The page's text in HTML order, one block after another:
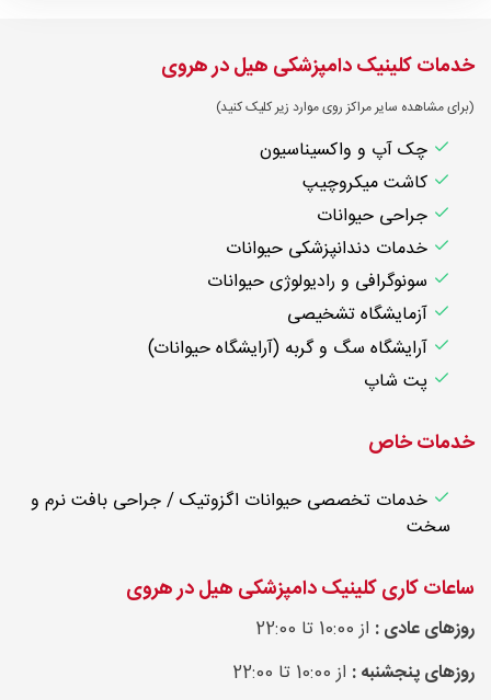
خدمات کلینیک دامپزشکی هیل در هروی
(برای مشاهده سایر مراکز روی موارد زیر کلیک کنید)
چک آپ و واکسیناسیون
کاشت میکروچیپ
جراحی حیوانات
خدمات دندانپزشکی حیوانات
سونوگرافی و رادیولوژی حیوانات
آزمایشگاه تشخیصی
آرایشگاه سگ و گربه (آرایشگاه حیوانات)
پت شاپ
خدمات خاص
خدمات تخصصی حیوانات اگزوتیک / جراحی بافت نرم و
سخت
ساعات کاری کلینیک دامپزشکی هیل در هروی
روزهای عادی : از 10:00 تا 22:00
روزهای پنجشنبه : از 10:00 تا 22:00